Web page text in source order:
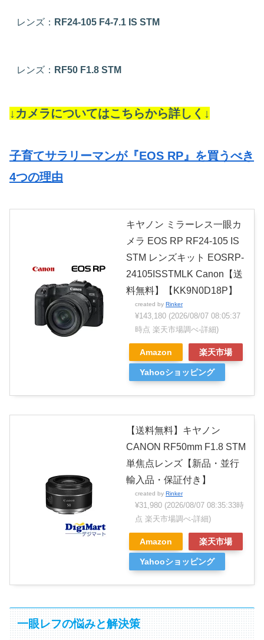
レンズ： RF24-105 F4-7.1 IS STM
レンズ： RF50 F1.8 STM
↓カメラについてはこちらから詳しく↓
子育てサラリーマンが『EOS RP』を買うべき
4つの理由
キヤノン ミラーレス一眼カ
メラ EOS RP RF24-105 IS
STM レンズキット EOSRP-
24105ISSTMLK Canon【送
料無料】【KK9N0D18P】
created by Rinker
¥143,180 (2026/08/07 08:05:37
時点 楽天市場調べ-詳細)
Amazon 楽天市場
Yahooショッピング
【送料無料】キヤノン
CANON RF50mm F1.8 STM
単焦点レンズ【新品・並行
輸入品・保証付き】
created by Rinker
¥31,980 (2026/08/07 08:35:33時
点 楽天市場調べ-詳細)
Amazon 楽天市場
Yahooショッピング
一眼レフの悩みと解決策